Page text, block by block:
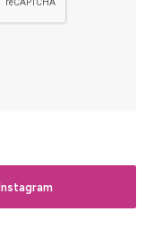
Instagram